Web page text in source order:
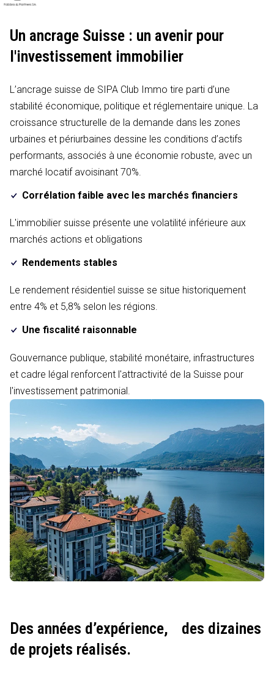
Un ancrage Suisse : un avenir pour
l'investissement immobilier
L’ancrage suisse de SIPA Club Immo tire parti d’une
stabilité économique, politique et réglementaire unique. La
croissance structurelle de la demande dans les zones
urbaines et périurbaines dessine les conditions d’actifs
performants, associés à une économie robuste, avec un
marché locatif avoisinant 70%.
Corrélation faible avec les marchés financiers
L'immobilier suisse présente une volatilité inférieure aux
marchés actions et obligations
Rendements stables
Le rendement résidentiel suisse se situe historiquement
entre 4% et 5,8% selon les régions.
Une fiscalité raisonnable
Gouvernance publique, stabilité monétaire, infrastructures
et cadre légal renforcent l'attractivité de la Suisse pour
l'investissement patrimonial.
Des années d’expérience,
des dizaines
de projets réalisés.